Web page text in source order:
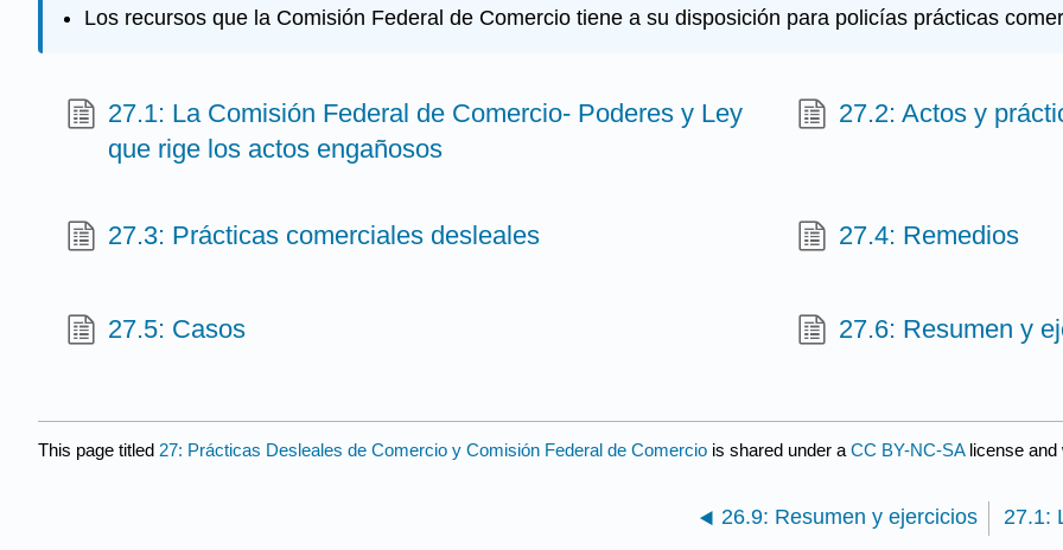
Los recursos que la Comisión Federal de Comercio tiene a su disposición para policías prácticas
27.1: La Comisión Federal de Comercio- Poderes y Ley
que rige los actos engañosos
27.2: Actos y
27.3: Prácticas comerciales desleales 27.4: Remedios
27.5: Casos 27.6: Resumen y
This page titled 27: Prácticas Desleales de Comercio y Comisión Federal de Comercio is shared under a CC BY-NC-SA license
26.9: Resumen y ejercicios